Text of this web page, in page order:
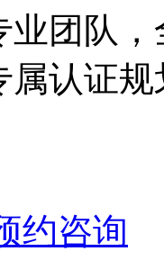
业团队
属认证
约咨询